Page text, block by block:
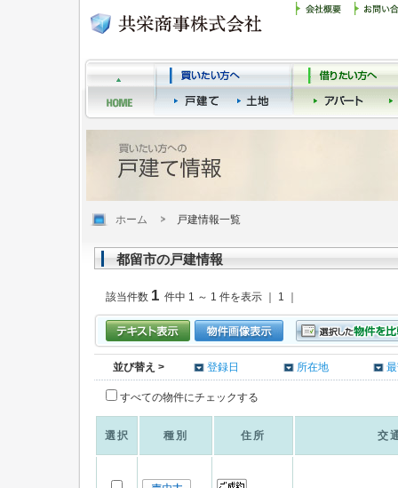
ホーム 戸建情報一覧
都留市の戸建情報
該当件数 1 件中 1 ～ 1 件を表示 ｜ 1 ｜
並び替え > 登録日 所在地
すべての物件にチェックする
選択 種別 住所 交